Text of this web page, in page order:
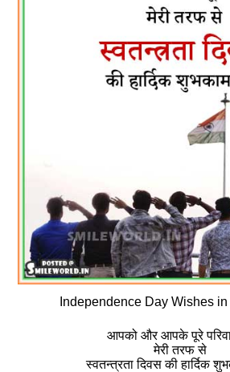
Independence Day Wishes
आपको और आपके पूरे
मेरी तरफ से
स्वतन्त्रता दिवस की हार्दिक